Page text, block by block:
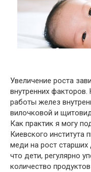
Увеличение роста
внутренних
работы желез
вилочковой и
Как практик я могу
Киевского института
меди на рост старших
что дети, регулярно
количество